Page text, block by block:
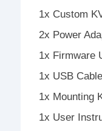
1x Custom
2x Power
1x Firmware
1x USB
1x Mounting
1x User